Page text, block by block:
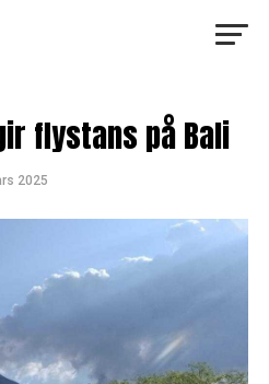
flystans på Bali
2025